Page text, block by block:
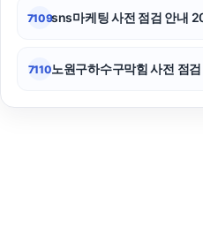
7109sns마케팅 사전 점검 안내
7110노원구하수구막힘 사전 점